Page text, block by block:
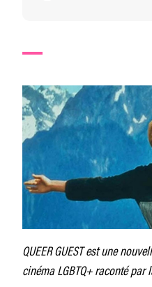
QUEER GUEST est une
cinéma LGBTQ+ raconté